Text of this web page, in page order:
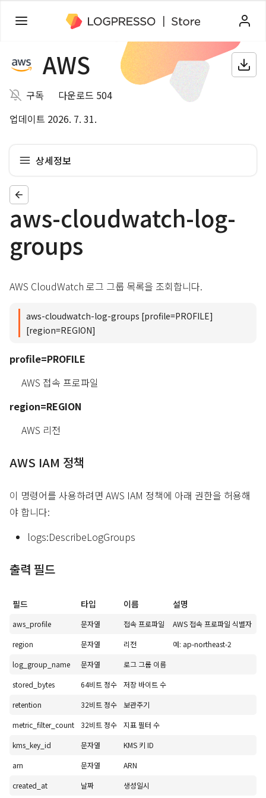
AWS
구독
다운로드 504
업데이트 2026. 7. 31.
상세정보
aws-cloudwatch-log-
groups
AWS CloudWatch 로그 그룹 목록을 조회합니다.
aws-cloudwatch-log-groups [profile=PROFILE]
[region=REGION]
profile=PROFILE
AWS 접속 프로파일
region=REGION
AWS 리전
AWS IAM 정책
이 명령어를 사용하려면 AWS IAM 정책에 아래 권한을 허용해
야 합니다:
logs:DescribeLogGroups
출력 필드
필드 타입 이름 설명
aws_profile 문자열 접속 프로파일
AWS 접속 프로파일 식별자
region
문자열 리전
예: ap-northeast-2
log_group_name
문자열
로그 그룹 이름
stored_bytes
64비트 정수
저장 바이트 수
retention
32비트 정수
보관주기
metric_filter_count
32비트 정수
지표 필터 수
kms_key_id
문자열
KMS 키 ID
arn
문자열
ARN
created_at
날짜 생성일시